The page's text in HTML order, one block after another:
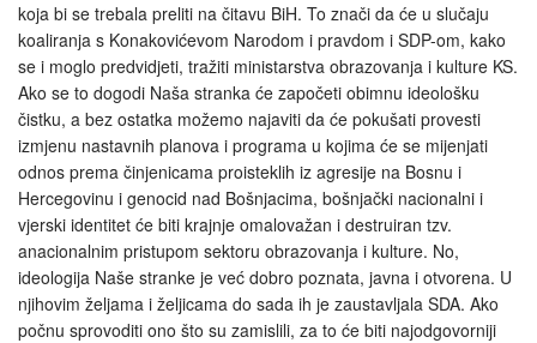
koja bi se trebala preliti na čitavu BiH. To znači da će u slučaju
koaliranja s Konakovićevom Narodom i pravdom i SDP-om, kako
se i moglo predvidjeti, tražiti ministarstva obrazovanja i kulture KS.
Ako se to dogodi Naša stranka će započeti obimnu ideološku
čistku, a bez ostatka možemo najaviti da će pokušati provesti
izmjenu nastavnih planova i programa u kojima će se mijenjati
odnos prema činjenicama proisteklih iz agresije na Bosnu i
Hercegovinu i genocid nad Bošnjacima, bošnjački nacionalni i
vjerski identitet će biti krajnje omalovažan i destruiran tzv.
anacionalnim pristupom sektoru obrazovanja i kulture. No,
ideologija Naše stranke je već dobro poznata, javna i otvorena. U
njihovim željama i željicama do sada ih je zaustavljala SDA. Ako
počnu sprovoditi ono što su zamislili, za to će biti najodgovorniji